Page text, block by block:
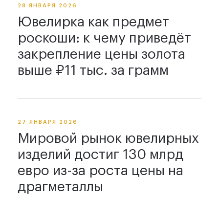
28 ЯНВАРЯ 2026
Ювелирка как предмет
роскоши: к чему приведёт
закрепление цены золота
выше ₽11 тыс. за грамм
27 ЯНВАРЯ 2026
Мировой рынок ювелирных
изделий достиг 130 млрд
евро из-за роста цены на
драгметаллы